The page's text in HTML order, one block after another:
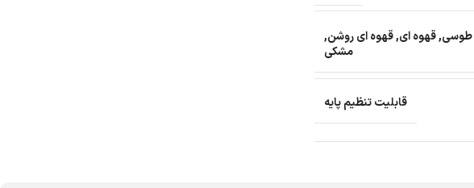
طوسی,قهوه ای,قهوه ای روشن,
مشکی
قابلیت تنظیم پایه